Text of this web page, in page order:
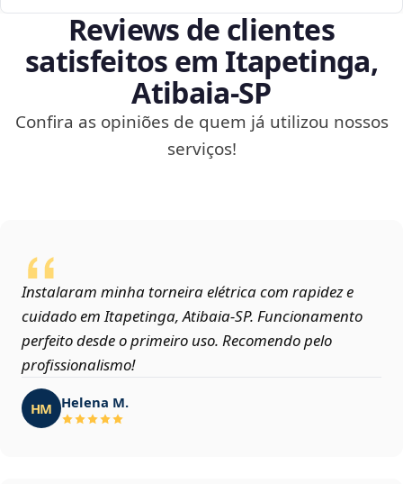
Reviews de clientes
satisfeitos em Itapetinga,
Atibaia‑SP
Confira as opiniões de quem já utilizou nossos
serviços!
Instalaram minha torneira elétrica com rapidez e
cuidado em Itapetinga, Atibaia‑SP. Funcionamento
perfeito desde o primeiro uso. Recomendo pelo
profissionalismo!
HM Helena M.